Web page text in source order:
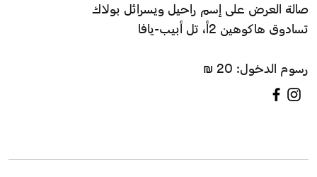
صالة العرض على إسم راحيل ويسرائل بولاك
تسادوق هاكوهين 2أ، تل أبيب-يافا
رسوم الدخول: 20 ₪